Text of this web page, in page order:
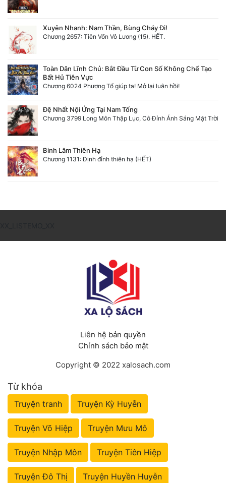
Xuyên Nhanh: Nam Thần, Bùng Cháy Đi!
Chương 2657: Tiên Vốn Vô Lương (15). HẾT.
Toàn Dân Lĩnh Chủ: Bắt Đầu Từ Con Số Không Chế Tạo
Bất Hủ Tiên Vực
Chương 6024 Phượng Tổ giúp ta! Mở lại luân hồi!
Đệ Nhất Nội Ứng Tại Nam Tống
Chương 3799 Long Môn Thập Lục, Cô Đỉnh Ánh Sáng Mặt Trời
Binh Lâm Thiên Hạ
Chương 1131: Định đỉnh thiên hạ (HẾT)
Liên hệ bản quyền
Chính sách bảo mật
Copyright © 2022 xalosach.com
Từ khóa
Truyện tranh Truyện Kỳ Huyễn
Truyện Võ Hiệp Truyện Mưu Mô
Truyện Nhập Môn Truyện Tiên Hiệp
Truyện Đô Thị Truyện Huyền Huyễn